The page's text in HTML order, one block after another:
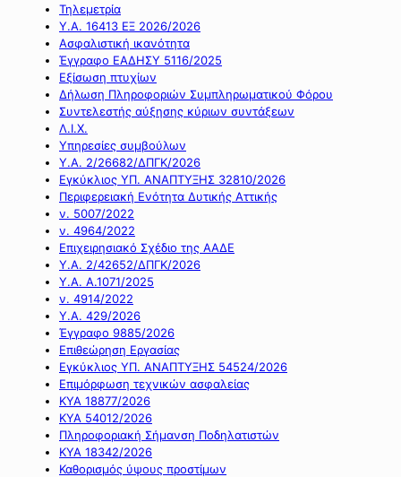
Τηλεμετρία
Υ.Α. 16413 ΕΞ 2026/2026
Ασφαλιστική ικανότητα
Έγγραφο ΕΑΔΗΣΥ 5116/2025
Εξίσωση πτυχίων
Δήλωση Πληροφοριών Συμπληρωματικού Φόρου
Συντελεστής αύξησης κύριων συντάξεων
Λ.Ι.Χ.
Υπηρεσίες συμβούλων
Υ.Α. 2/26682/ΔΠΓΚ/2026
Εγκύκλιος ΥΠ. ΑΝΑΠΤΥΞΗΣ 32810/2026
Περιφερειακή Ενότητα Δυτικής Αττικής
ν. 5007/2022
ν. 4964/2022
Επιχειρησιακό Σχέδιο της ΑΑΔΕ
Υ.Α. 2/42652/ΔΠΓΚ/2026
Υ.Α. Α.1071/2025
ν. 4914/2022
Υ.Α. 429/2026
Έγγραφο 9885/2026
Επιθεώρηση Εργασίας
Εγκύκλιος ΥΠ. ΑΝΑΠΤΥΞΗΣ 54524/2026
Επιμόρφωση τεχνικών ασφαλείας
ΚΥΑ 18877/2026
ΚΥΑ 54012/2026
Πληροφοριακή Σήμανση Ποδηλατιστών
ΚΥΑ 18342/2026
Καθορισμός ύψους προστίμων